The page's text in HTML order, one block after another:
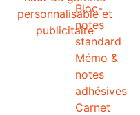
Bloc-
notes
standard
Mémo &
notes
adhésives
Carnet